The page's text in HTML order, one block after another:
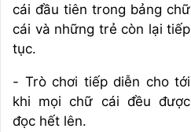
cái đầu tiên trong bảng chữ
cái và những trẻ còn lại tiếp
tục.
- Trò chơi tiếp diễn cho tới
khi mọi chữ cái đều được
đọc hết lên.